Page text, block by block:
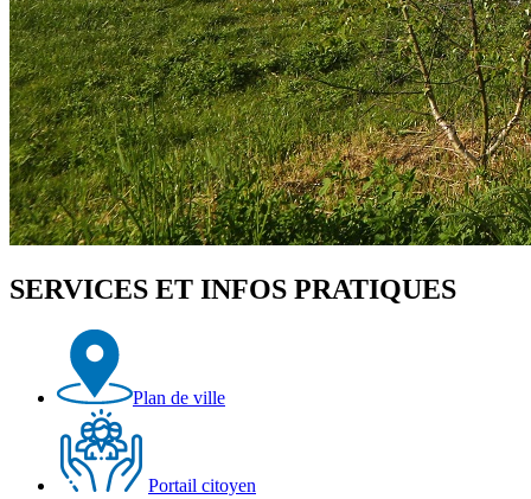
SERVICES ET INFOS PRATIQUES
Plan de ville
Portail citoyen